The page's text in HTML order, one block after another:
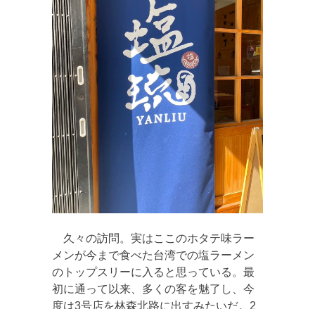
久々の訪問。実はここのホタテ味ラー
メンが今まで食べた台湾での塩ラーメン
のトップスリーに入ると思っている。最
初に通って以来、多くの客を魅了し、今
度は3号店を林森北路に出すみたいだ。2